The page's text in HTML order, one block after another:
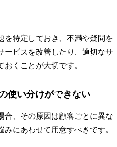
を特定しておき、不満や疑問を
ービスを改善したり、適切なサ
くことが大切です。
使い分けができない
合、その原因は顧客ごとに異な
にあわせて用意すべきです。